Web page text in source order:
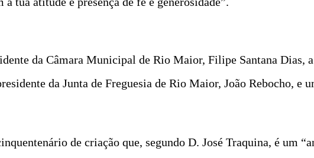
da Câmara Municipal de Rio Maior, Filipe Santana Dias,
da Junta de Freguesia de Rio Maior, João Rebocho, e
de criação que, segundo D. José Traquina, é um